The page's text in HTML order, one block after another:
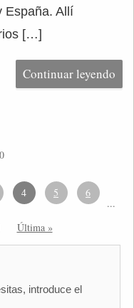
España. Allí
[…]
Continuar leyendo
4 5 6
...
Última »
introduce el